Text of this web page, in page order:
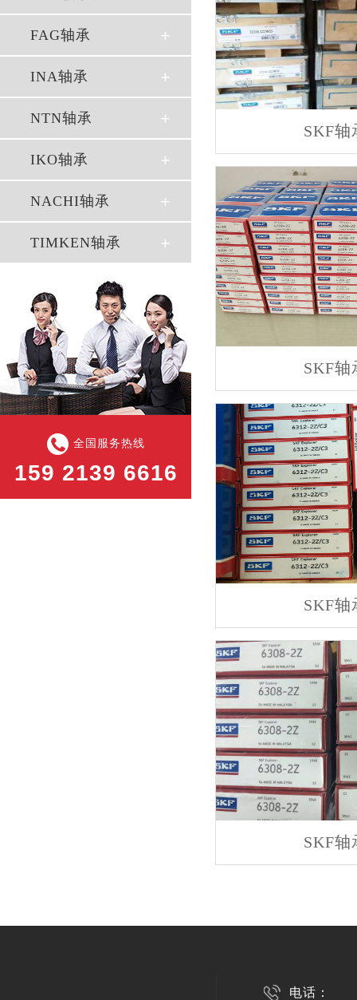
FAG轴承
INA轴承
NTN轴承
IKO轴承
NACHI轴承
TIMKEN轴承
全国服务热线
159 2139 6616
SKF轴
SKF轴
SKF轴
SKF轴
电话：